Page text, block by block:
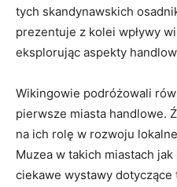
tych skandynawskich
prezentuje z kolei wpływy
eksplorując aspekty
Wikingowie podróżowali
pierwsze miasta handlowe.
na ich rolę w rozwoju
Muzea w takich miastach jak
ciekawe wystawy